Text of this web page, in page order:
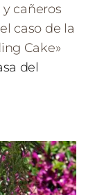
cañeros
caso de la
Cake»
del